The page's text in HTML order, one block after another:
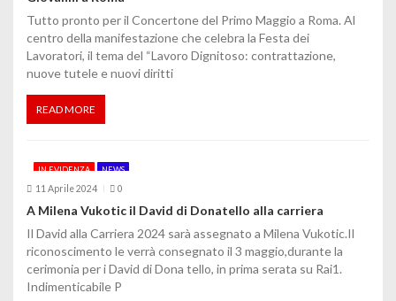
o
l
i
Tutto pronto per il Concertone del Primo Maggio a Roma. Al
centro della manifestazione che celebra la Festa dei
Lavoratori, il tema del “Lavoro Dignitoso: contrattazione,
nuove tutele e nuovi diritti
READ MORE
IN EVIDENZA NEWS
11 Aprile 2024 0
A Milena Vukotic il David di Donatello alla carriera
Il David alla Carriera 2024 sarà assegnato a Milena Vukotic.Il
riconoscimento le verrà consegnato il 3 maggio,durante la
cerimonia per i David di Dona tello, in prima serata su Rai1.
Indimenticabile P